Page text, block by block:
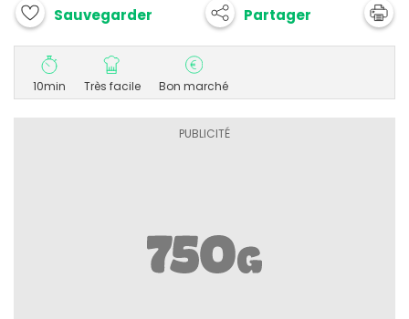
Sauvegarder Partager
10min Très facile Bon marché